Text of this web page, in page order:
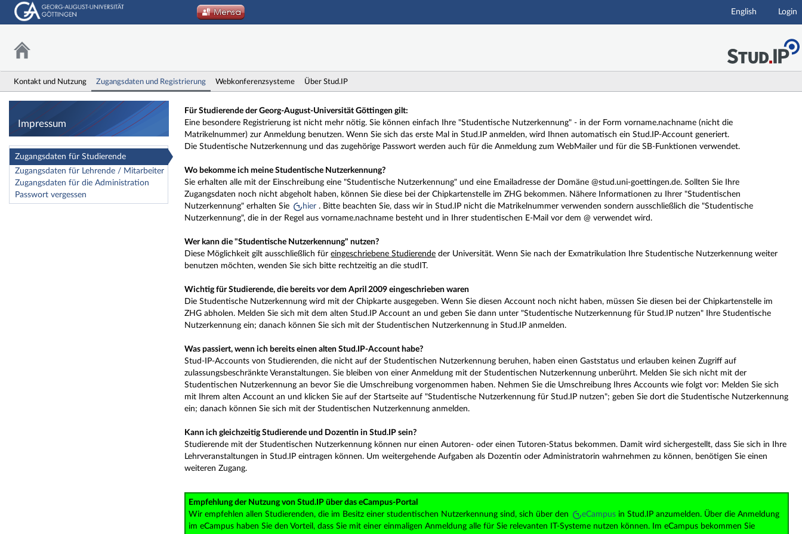
Hauptnavigation
Fußzeile
English Login
Kontakt und Nutzung Zugangsdaten und Registrierung Webkonferenzsysteme Über Stud.IP
Impressum
Zugangsdaten für Studierende
Zugangsdaten für Lehrende / Mitarbeiter
Zugangsdaten für die Administration
Passwort vergessen
Impressum
Für Studierende der Georg-August-Universität Göttingen gilt:
Eine besondere Registrierung ist nicht mehr nötig. Sie können einfach Ihre "Studentische Nutzerkennung" - in der Form vorname.nachname (nicht die
Matrikelnummer) zur Anmeldung benutzen. Wenn Sie sich das erste Mal in Stud.IP anmelden, wird Ihnen automatisch ein Stud.IP-Account generiert.
Die Studentische Nutzerkennung und das zugehörige Passwort werden auch für die Anmeldung zum WebMailer und für die SB-Funktionen verwendet.
Wo bekomme ich meine Studentische Nutzerkennung?
Sie erhalten alle mit der Einschreibung eine "Studentische Nutzerkennung" und eine Emailadresse der Domäne @stud.uni-goettingen.de. Sollten Sie Ihre
Zugangsdaten noch nicht abgeholt haben, können Sie diese bei der Chipkartenstelle im ZHG bekommen. Nähere Informationen zu Ihrer "Studentischen
Nutzerkennung" erhalten Sie
hier . Bitte beachten Sie, dass wir in Stud.IP nicht die Matrikelnummer verwenden sondern ausschließlich die "Studentische
Nutzerkennung", die in der Regel aus vorname.nachname besteht und in Ihrer studentischen E-Mail vor dem @ verwendet wird.
Wer kann die "Studentische Nutzerkennung" nutzen?
Diese Möglichkeit gilt ausschließlich füreingeschriebene Studierende der Universität. Wenn Sie nach der Exmatrikulation Ihre Studentische Nutzerkennung weiter
benutzen möchten, wenden Sie sich bitte rechtzeitig an die studIT.
Wichtig für Studierende, die bereits vor dem April 2009 eingeschrieben waren
Die Studentische Nutzerkennung wird mit der Chipkarte ausgegeben. Wenn Sie diesen Account noch nicht haben, müssen Sie diesen bei der Chipkartenstelle im
ZHG abholen. Melden Sie sich mit dem alten Stud.IP Account an und geben Sie dann unter "Studentische Nutzerkennung für Stud.IP nutzen" Ihre Studentische
Nutzerkennung ein; danach können Sie sich mit der Studentischen Nutzerkennung in Stud.IP anmelden.
Was passiert, wenn ich bereits einen alten Stud.IP-Account habe?
Stud-IP-Accounts von Studierenden, die nicht auf der Studentischen Nutzerkennung beruhen, haben einen Gaststatus und erlauben keinen Zugriff auf
zulassungsbeschränkte Veranstaltungen. Sie bleiben von einer Anmeldung mit der Studentischen Nutzerkennung unberührt. Melden Sie sich nicht mit der
Studentischen Nutzerkennung an bevor Sie die Umschreibung vorgenommen haben. Nehmen Sie die Umschreibung Ihres Accounts wie folgt vor: Melden Sie sich
mit Ihrem alten Account an und klicken Sie auf der Startseite auf "Studentische Nutzerkennung für Stud.IP nutzen"; geben Sie dort die Studentische Nutzerkennung
ein; danach können Sie sich mit der Studentischen Nutzerkennung anmelden.
Kann ich gleichzeitig Studierende und Dozentin in Stud.IP sein?
Studierende mit der Studentischen Nutzerkennung können nur einen Autoren- oder einen Tutoren-Status bekommen. Damit wird sichergestellt, dass Sie sich in Ihre
Lehrveranstaltungen in Stud.IP eintragen können. Um weitergehende Aufgaben als Dozentin oder Administratorin wahrnehmen zu können, benötigen Sie einen
weiteren Zugang.
Empfehlung der Nutzung von Stud.IP über das eCampus-Portal
Wir empfehlen allen Studierenden, die im Besitz einer studentischen Nutzerkennung sind, sich über den
eCampus in Stud.IP anzumelden. Über die Anmeldung
im eCampus haben Sie den Vorteil, dass Sie mit einer einmaligen Anmeldung alle für Sie relevanten IT-Systeme nutzen können. Im eCampus bekommen Sie